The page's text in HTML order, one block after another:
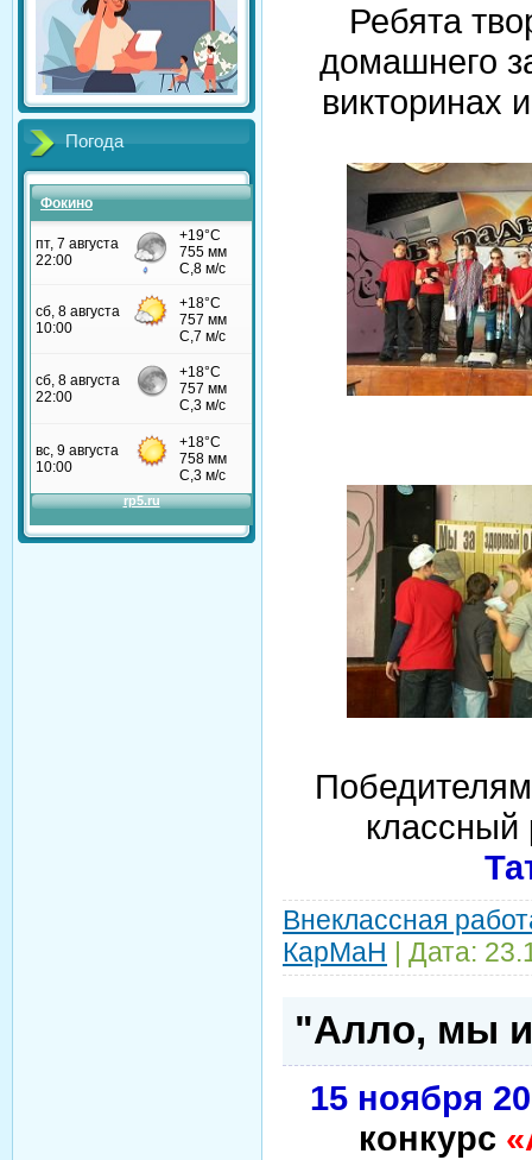
Погода
Фокино
Ребята
домашнего
викторинах
классный
Внеклассная
КарМаН | Дата:
"Алло, мы
15 ноября
конкурс